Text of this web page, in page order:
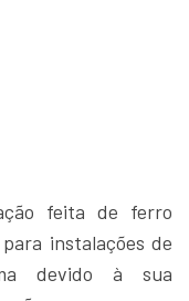
feita de ferro
instalações de
devido à sua